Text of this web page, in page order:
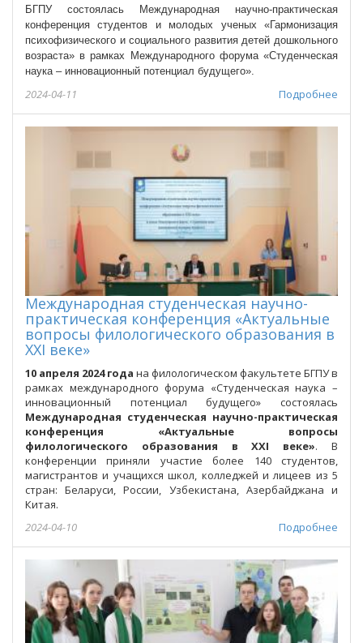
БГПУ состоялась Международная научно-практическая
конференция студентов и молодых ученых «Гармонизация
психофизического и социального развития детей дошкольного
возраста» в рамках Международного форума «Студенческая
наука – инновационный потенциал будущего».
Подробнее
2024-04-11
Международная студенческая научно-
практическая конференция «Актуальные
вопросы филологического образования в
XXI веке»
10 апреля 2024 года на филологическом факультете БГПУ в
рамках международного форума «Студенческая наука –
инновационный потенциал будущего» состоялась
Международная студенческая научно-практическая
конференция «Актуальные вопросы
филологического образования в ХХI веке». В
конференции приняли участие более 140 студентов,
магистрантов и учащихся школ, колледжей и лицеев из 5
стран: Беларуси, России, Узбекистана, Азербайджана и
Китая.
Подробнее
2024-04-10